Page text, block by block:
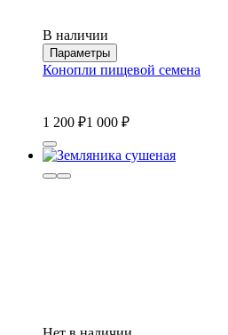
В наличии
Параметры
Конопли пищевой семена
1 200 1 000